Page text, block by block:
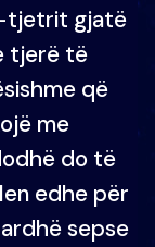
tjetrit gjatë
tjerë të
që
me
do të
edhe për
sepse